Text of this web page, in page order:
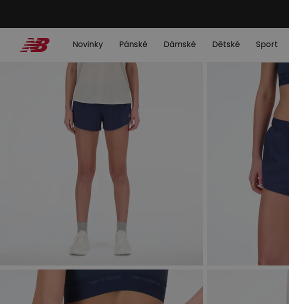
Novinky Pánské Dámské Dětské Sport